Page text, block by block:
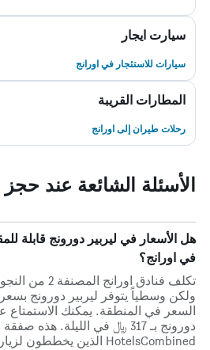
سيارت ايجار
سيارات للاستئجار في اورانج
المطارات القريبة
رحلات طيران إلى اورانج
الأسئلة الشائعة عند حجز
في اورانج؟
السعر في المنطقة. يمكنك الاستمتاع
دورونج بـ 317 ﷼ في الليلة.
HotelsCombined الذين يخططون لزيارة اورانج.